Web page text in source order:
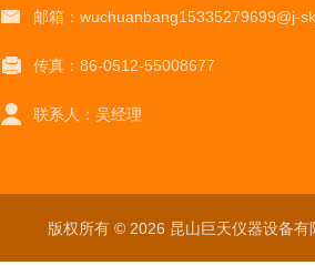
邮箱：wuchuanbang15335279699@j-
传真：86-0512-55008677
联系人：吴经理
版权所有 © 2026 昆山巨天仪器设